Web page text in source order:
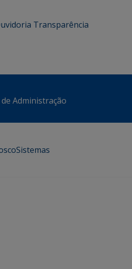
Transparência
Administração
Sistemas